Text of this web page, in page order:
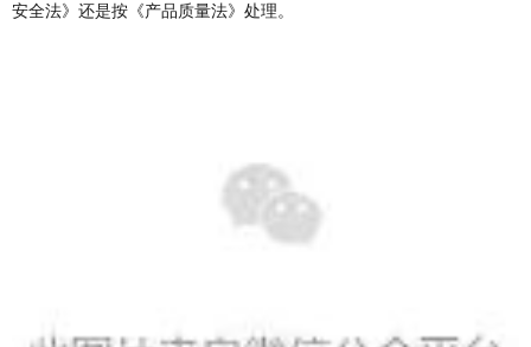
安全法》还是按《产品质量法》处理。